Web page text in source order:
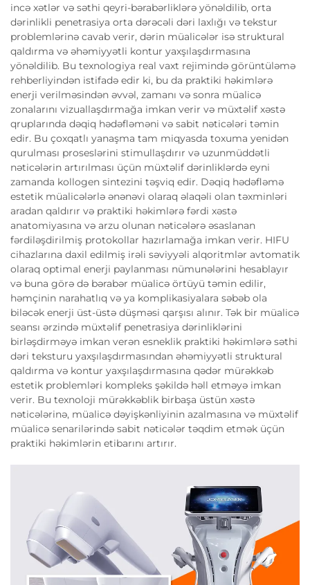
incə xətlər və səthi qeyri-bərabərliklərə yönəldilib, orta
dərinlikli penetrasiya orta dərəcəli dəri laxlığı və tekstur
problemlərinə cavab verir, dərin müalicələr isə struktural
qaldırma və əhəmiyyətli kontur yaxşılaşdırmasına
yönəldilib. Bu texnologiya real vaxt rejimində görüntüləmə
rehberliyindən istifadə edir ki, bu da praktiki həkimlərə
enerji verilməsindən əvvəl, zamanı və sonra müalicə
zonalarını vizuallaşdırmağa imkan verir və müxtəlif xəstə
qruplarında dəqiq hədəfləməni və sabit nəticələri təmin
edir. Bu çoxqatlı yanaşma tam miqyasda toxuma yenidən
qurulması proseslərini stimullaşdırır və uzunmüddətli
nəticələrin artırılması üçün müxtəlif dərinliklərdə eyni
zamanda kollogen sintezini təşviq edir. Dəqiq hədəfləmə
estetik müalicələrlə ənənəvi olaraq əlaqəli olan təxminləri
aradan qaldırır və praktiki həkimlərə fərdi xəstə
anatomiyasına və arzu olunan nəticələrə əsaslanan
fərdiləşdirilmiş protokollar hazırlamağa imkan verir. HIFU
cihazlarına daxil edilmiş irəli səviyyəli alqoritmlər avtomatik
olaraq optimal enerji paylanması nümunələrini hesablayır
və buna görə də bərabər müalicə örtüyü təmin edilir,
həmçinin narahatlıq və ya komplikasiyalara səbəb ola
biləcək enerji üst-üstə düşməsi qarşısı alınır. Tək bir müalicə
seansı ərzində müxtəlif penetrasiya dərinliklərini
birləşdirməyə imkan verən esneklik praktiki həkimlərə səthi
dəri teksturu yaxşılaşdırmasından əhəmiyyətli struktural
qaldırma və kontur yaxşılaşdırmasına qədər mürəkkəb
estetik problemləri kompleks şəkildə həll etməyə imkan
verir. Bu texnoloji mürəkkəblik birbaşa üstün xəstə
nəticələrinə, müalicə dəyişkənliyinin azalmasına və müxtəlif
müalicə senarilərində sabit nəticələr təqdim etmək üçün
praktiki həkimlərin etibarını artırır.